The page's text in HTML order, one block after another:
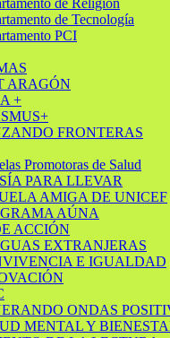
de Religión
de Tecnología
PCI
ARAGÓN
+
FRONTERAS
Promotoras de Salud
PARA LLEVAR
AMIGA DE UNICEF
AÚNA
ACCIÓN
EXTRANJERAS
E IGUALDAD
ONDAS
MENTAL Y